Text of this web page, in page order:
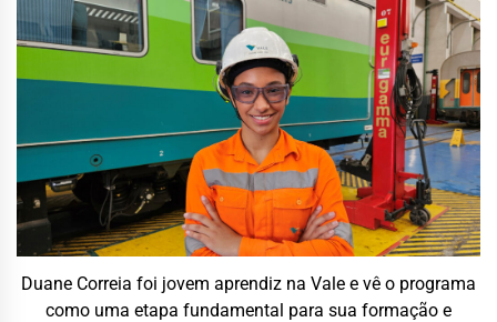
Duane Correia foi jovem aprendiz na Vale e vê o programa
como uma etapa fundamental para sua formação e